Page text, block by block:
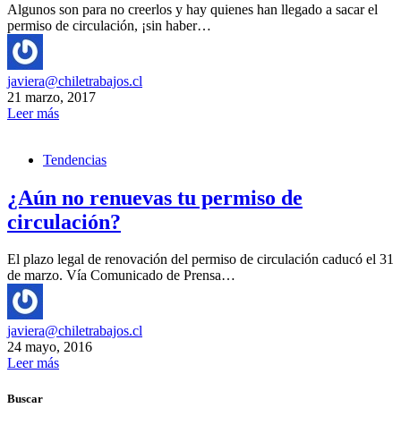
Algunos son para no creerlos y hay quienes han llegado a sacar el
permiso de circulación, ¡sin haber…
javiera@chiletrabajos.cl
21 marzo, 2017
Leer más
Tendencias
¿Aún no renuevas tu permiso de
circulación?
El plazo legal de renovación del permiso de circulación caducó el 31
de marzo. Vía Comunicado de Prensa…
javiera@chiletrabajos.cl
24 mayo, 2016
Leer más
Buscar